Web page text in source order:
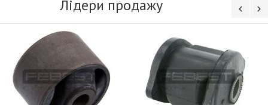
Лідери продажу